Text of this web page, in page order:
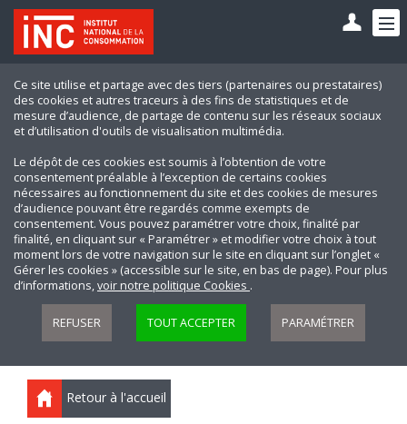
Ce site utilise et partage avec des tiers (partenaires ou prestataires)
des cookies et autres traceurs à des fins de statistiques et de
mesure d’audience, de partage de contenu sur les réseaux sociaux
et d’utilisation d'outils de visualisation multimédia.
Le dépôt de ces cookies est soumis à l’obtention de votre
consentement préalable à l’exception de certains cookies
nécessaires au fonctionnement du site et des cookies de mesures
d’audience pouvant être regardés comme exempts de
consentement. Vous pouvez paramétrer votre choix, finalité par
finalité, en cliquant sur « Paramétrer » et modifier votre choix à tout
moment lors de votre navigation sur le site en cliquant sur l’onglet «
Gérer les cookies » (accessible sur le site, en bas de page). Pour plus
d’informations,voir notre politique Cookies .
REFUSER TOUT ACCEPTER PARAMÉTRER
Retour à l'accueil